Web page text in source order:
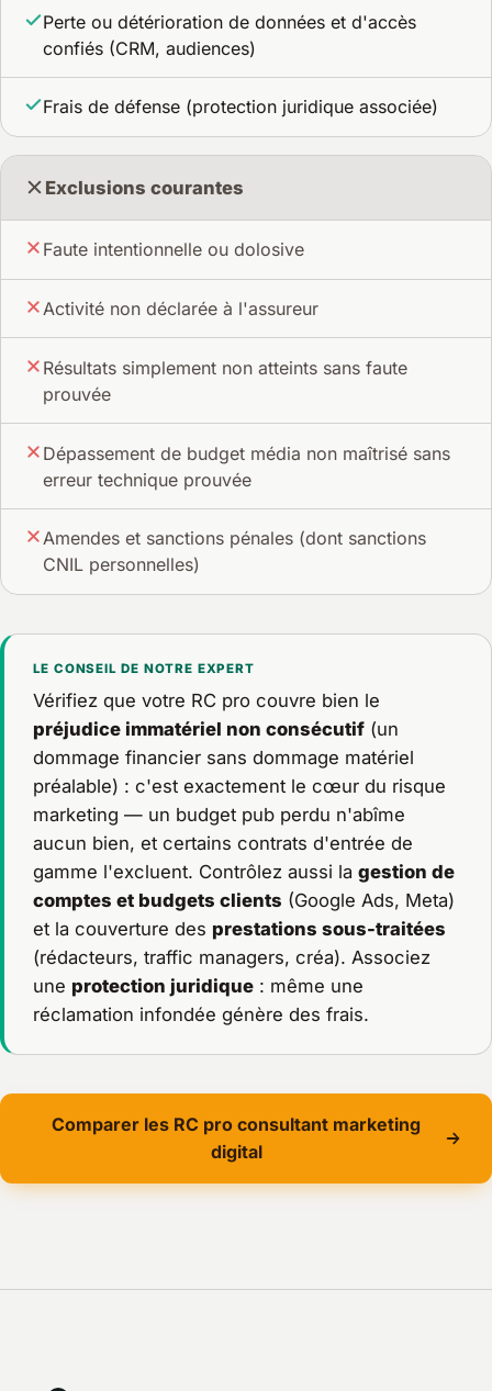
Perte ou détérioration de données et d'accès
confiés (CRM, audiences)
Frais de défense (protection juridique associée)
Exclusions courantes
Faute intentionnelle ou dolosive
Activité non déclarée à l'assureur
Résultats simplement non atteints sans faute
prouvée
Dépassement de budget média non maîtrisé sans
erreur technique prouvée
Amendes et sanctions pénales (dont sanctions
CNIL personnelles)
LE CONSEIL DE NOTRE EXPERT
Vérifiez que votre RC pro couvre bien le
préjudice immatériel non consécutif(un
dommage financier sans dommage matériel
préalable) : c'est exactement le cœur du risque
marketing — un budget pub perdu n'abîme
aucun bien, et certains contrats d'entrée de
gamme l'excluent. Contrôlez aussi la gestion de
comptes et budgets clients (Google Ads, Meta)
et la couverture des prestations sous-traitées
(rédacteurs, traffic managers, créa). Associez
une protection juridique: même une
réclamation infondée génère des frais.
Comparer les RC pro consultant marketing
digital